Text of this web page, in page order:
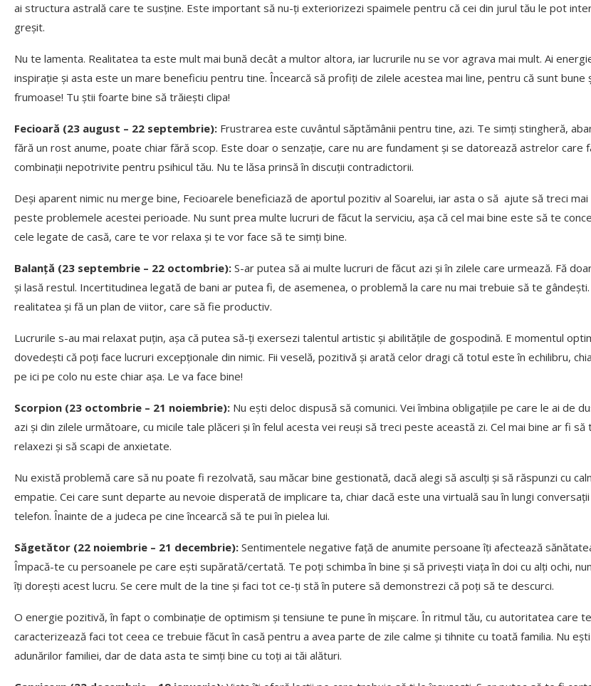
ai structura astrală care te susține. Este important să nu-ți exteriorizezi spaimele pentru că cei din jurul tău le pot
greșit.
Nu te lamenta. Realitatea ta este mult mai bună decât a multor altora, iar lucrurile nu se vor agrava mai mult. Ai
inspirație și asta este un mare beneficiu pentru tine. Încearcă să profiți de zilele acestea mai line, pentru că sunt bune
frumoase! Tu știi foarte bine să trăiești clipa!
Fecioară (23 august – 22 septembrie): Frustrarea este cuvântul săptămânii pentru tine, azi. Te simți stingheră,
fără un rost anume, poate chiar fără scop. Este doar o senzație, care nu are fundament și se datorează astrelor care
combinații nepotrivite pentru psihicul tău. Nu te lăsa prinsă în discuții contradictorii.
Deși aparent nimic nu merge bine, Fecioarele beneficiază de aportul pozitiv al Soarelui, iar asta o să ajute să treci mai
peste problemele acestei perioade. Nu sunt prea multe lucruri de făcut la serviciu, așa că cel mai bine este să te
cele legate de casă, care te vor relaxa și te vor face să te simți bine.
Balanță (23 septembrie – 22 octombrie): S-ar putea să ai multe lucruri de făcut azi și în zilele care urmează. Fă
și lasă restul. Incertitudinea legată de bani ar putea fi, de asemenea, o problemă la care nu mai trebuie să te
realitatea și fă un plan de viitor, care să fie productiv.
Lucrurile s-au mai relaxat puțin, așa că putea să-ți exersezi talentul artistic și abilitățile de gospodină. E momentul
dovedești că poți face lucruri excepționale din nimic. Fii veselă, pozitivă și arată celor dragi că totul este în echilibru,
pe ici pe colo nu este chiar așa. Le va face bine!
Scorpion (23 octombrie – 21 noiembrie): Nu ești deloc dispusă să comunici. Vei îmbina obligațiile pe care le ai de
azi și din zilele următoare, cu micile tale plăceri și în felul acesta vei reuși să treci peste această zi. Cel mai bine ar fi să
relaxezi și să scapi de anxietate.
Nu există problemă care să nu poate fi rezolvată, sau măcar bine gestionată, dacă alegi să asculți și să răspunzi cu
empatie. Cei care sunt departe au nevoie disperată de implicare ta, chiar dacă este una virtuală sau în lungi conversații
telefon. Înainte de a judeca pe cine încearcă să te pui în pielea lui.
Săgetător (22 noiembrie – 21 decembrie): Sentimentele negative față de anumite persoane îți afectează
Împacă-te cu persoanele pe care ești supărată/certată. Te poți schimba în bine și să privești viața în doi cu alți ochi,
îți dorești acest lucru. Se cere mult de la tine și faci tot ce-ți stă în putere să demonstrezi că poți să te descurci.
O energie pozitivă, în fapt o combinație de optimism și tensiune te pune în mișcare. În ritmul tău, cu autoritatea care te
caracterizează faci tot ceea ce trebuie făcut în casă pentru a avea parte de zile calme și tihnite cu toată familia. Nu ești
adunărilor familiei, dar de data asta te simți bine cu toți ai tăi alături.